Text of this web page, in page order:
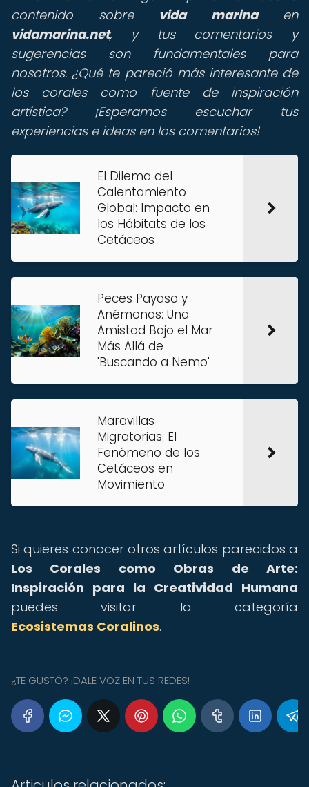
contenido sobre vida marinaen
vidamarina.net, y tus comentarios y
sugerencias son fundamentales para
nosotros. ¿Qué te pareció más interesante de
los corales como fuente de inspiración
artística? ¡Esperamos escuchar tus
experiencias e ideas en los comentarios!
El Dilema del
Calentamiento
Global: Impacto en
los Hábitats de los
Cetáceos
Peces Payaso y
Anémonas: Una
Amistad Bajo el Mar
Más Allá de
'Buscando a Nemo'
Maravillas
Migratorias: El
Fenómeno de los
Cetáceos en
Movimiento
Si quieres conocer otros artículos parecidos a
Los Corales como Obras de Arte:
Inspiración para la Creatividad Humana
puedes visitar la categoría
Ecosistemas Coralinos.
¿TE GUSTÓ? ¡DALE VOZ EN TUS REDES!